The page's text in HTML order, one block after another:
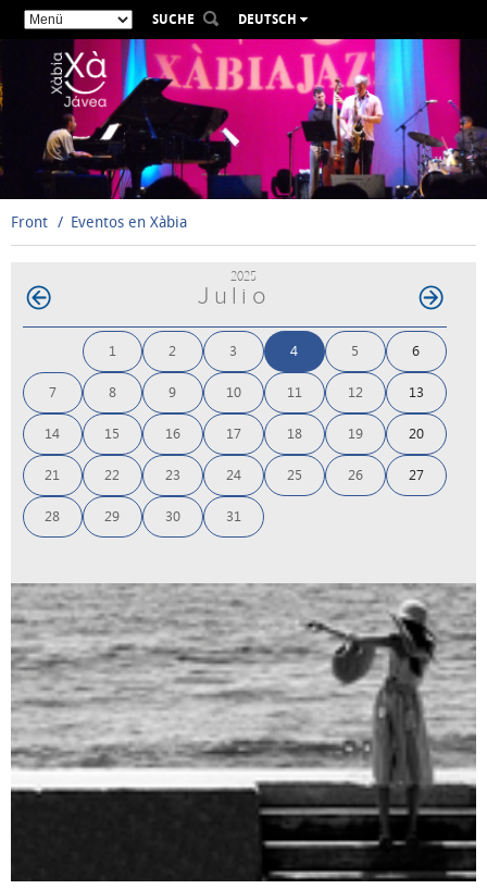
SUCHE
DEUTSCH
ESPAÑOL
VALENCIÀ
FRANÇAIS
РУССКИЙ
Front Eventos en Xàbia
2025
Julio
1 2 3 4 5 6
7 8 9 10 11 12 13
14 15 16 17 18 19 20
21 22 23 24 25 26 27
28 29 30 31